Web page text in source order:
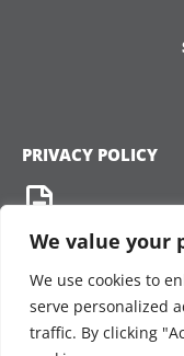
We value your
We use cookies to
serve personalized
traffic. By clicking
PRIVACY POLICY